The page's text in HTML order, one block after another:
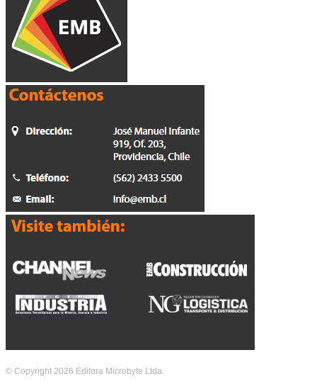
© Copyright 2026 Editora Microbyte Ltda.